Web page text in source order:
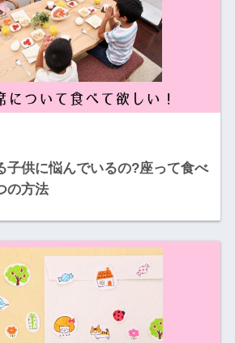
子供に悩んでいるの?座って食べ
の方法